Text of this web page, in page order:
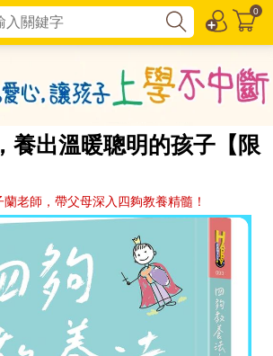
0
養出溫暖聰明的孩子【限
老師，帶父母深入四夠教養精髓！